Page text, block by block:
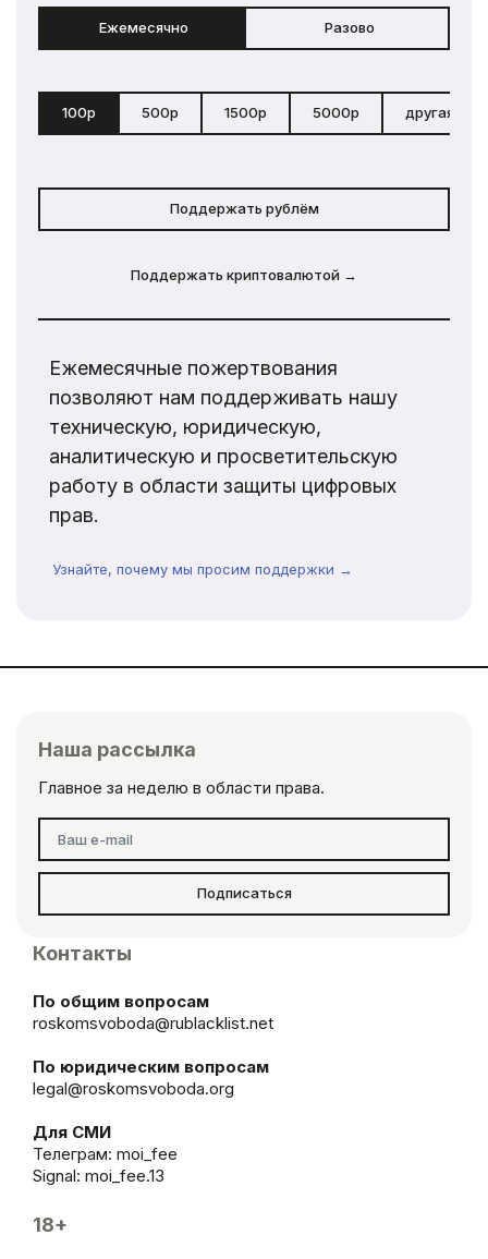
Ежемесячно Разово
100р 500р 1500р 5000р другая
Поддержать рублём
Поддержать криптовалютой →
Ежемесячные пожертвования
позволяют нам поддерживать нашу
техническую, юридическую,
аналитическую и просветительскую
работу в области защиты цифровых
прав.
Узнайте, почему мы просим поддержки →
Наша рассылка
Главное за неделю в области права.
Подписаться
Контакты
По общим вопросам
roskomsvoboda@rublacklist.net
По юридическим вопросам
legal@roskomsvoboda.org
Для СМИ
Телеграм: moi_fee
Signal: moi_fee.13
18+